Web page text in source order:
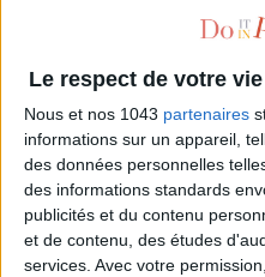
Le respect de votre
Nous et nos 1043 partenaires
informations sur un appareil,
des données personnelles
des informations standards
publicités et du contenu
et de contenu, des études
services. Avec votre
LES SPF 50 QUI